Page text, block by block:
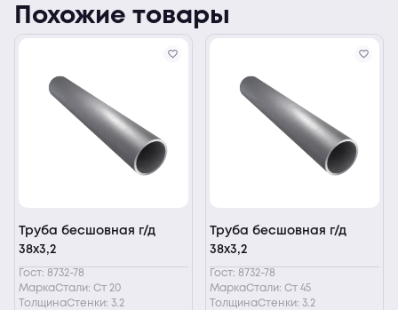
Похожие товары
Труба бесшовная г/д
38х3,2
Гост: 8732-78
МаркаСтали: Ст 20
ТолщинаСтенки: 3.2
Труба бесшовная г/д
38х3,2
Гост: 8732-78
МаркаСтали: Ст 45
ТолщинаСтенки: 3.2